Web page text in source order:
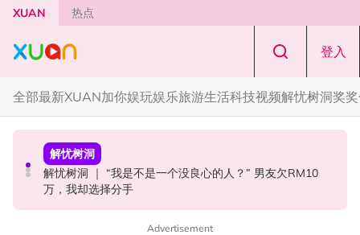
Skip to main content
XUAN 热点
登入
全部最新XUAN加你娱玩娱乐旅游生活科技视频解忧树洞奖
本地星闻
MandoWave Festival 强势登陆吉隆坡！8组嘉宾轮番登场
解忧树洞
解忧树洞 ｜ “我是不是一个没良心的人？” 男友欠RM10
万，我却选择分手
奖奖你
约你看！《揽佬-江船入海2026世界巡演 吉隆坡站》
Advertisement